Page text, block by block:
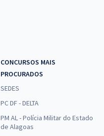
CONCURSOS MAIS
PROCURADOS
SEDES
PC DF - DELTA
PM AL - Polícia Militar do Estado
de Alagoas